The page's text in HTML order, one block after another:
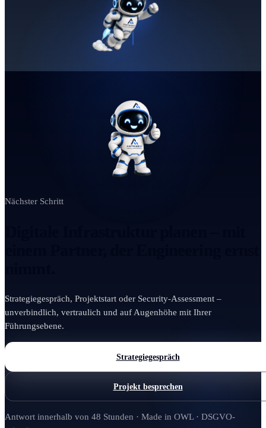
Nächster Schritt
Strategiegespräch, Projektstart oder Security-Assessment –
unverbindlich, vertraulich und auf Augenhöhe mit Ihrer
Führungsebene.
Strategiegespräch
Projekt besprechen
Antwort innerhalb von 48 Stunden · Made in OWL · DSGVO-